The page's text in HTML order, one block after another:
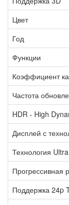
Цвет
Год
Функции
Коэффициент
Частота
HDR - High
Дисплей с
Технология
Прогрессивная
Поддержка 24p